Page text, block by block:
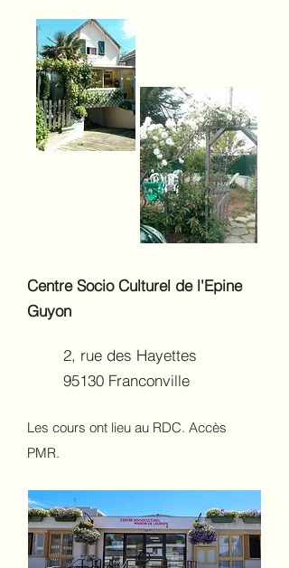
Centre Socio Culturel de l'Epine
Guyon
2, rue des Hayettes
95130 Franconville
Les cours ont lieu au RDC. Accès
PMR.